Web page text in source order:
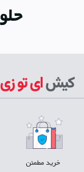
خرید مطمئن